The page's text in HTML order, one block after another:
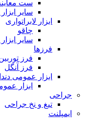
ست
سایر
ابزار لابراتواری
چاقو
سایر ابزار
فرزها
فرز
فرز آنگل
ابزار عمومی
ابزار
جراحی
تیغ و نخ جراحی
ایمپلنت